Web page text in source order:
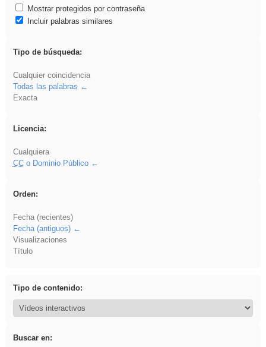
Mostrar protegidos por contraseña
Incluir palabras similares
Tipo de búsqueda:
Cualquier coincidencia
Todas las palabras
Exacta
Licencia:
Cualquiera
CCo Dominio Público
Orden:
Fecha (recientes)
Fecha (antiguos)
Visualizaciones
Título
Tipo de contenido:
Buscar en: